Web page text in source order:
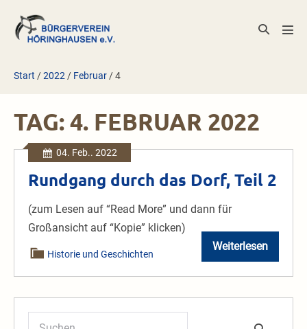
Inhalt
springen
Suche-
Start /2022/ Februar/4
TAG:4. FEBRUAR 2022
04. Feb.. 2022
Rundgang durch das Dorf, Teil 2
(zum Lesen auf “Read More” und dann für
Großansicht auf “Kopie” klicken)
Weiterlesen
Rundgang
durch
das
Teil
Historie und Geschichten
Suchen